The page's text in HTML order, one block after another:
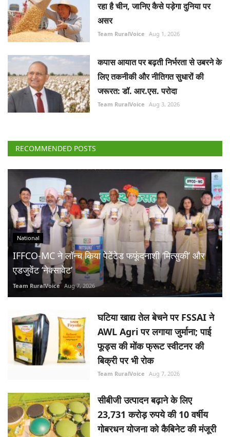
रहा है चीन, जानिए कैसे पड़ेगा दुनिया पर
असर
Team RuralVoice Aug 1, 2026
कपास आयात पर बढ़ती निर्भरता से उबरने के
लिए तकनीकी और नीतिगत सुधारों की
जरूरत: डॉ. आर.एस. परोदा
Team RuralVoice Aug 3, 2026
RECOMMENDED POSTS
National
IFFCO-MC ने लॉन्च किया पेटेंटेड फफूंदनाशी ‘मित्सुकी’ और
एडजुवेंट ‘नेक्सावेट’
Team RuralVoice Aug 7, 2026
घटिया खाद्य तेल बेचने पर FSSAI ने
AWL Agri पर लगाया जुर्माना; पाई
फूड्स की मोंक फ्रूट स्वीटनर की
बिक्री पर भी रोक
Team RuralVoice Aug 7, 2026
सीबीजी उत्पादन बढ़ाने के लिए
23,731 करोड़ रुपये की 10 वर्षीय
गोबरधन योजना को कैबिनेट की मंजूरी